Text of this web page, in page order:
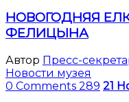
НОВОГОДНЯЯ
ФЕЛИЦЫНА
Автор Пресс-
Новости музея
0 Comments 289 21